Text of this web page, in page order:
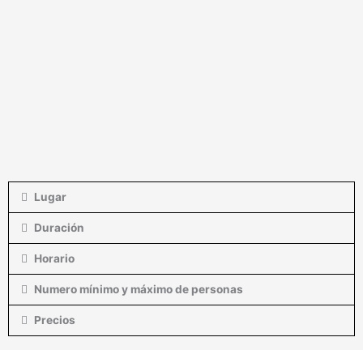
Lugar
Duración
Horario
Numero mínimo y máximo de personas
Precios